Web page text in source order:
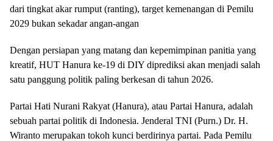
dari tingkat akar rumput (ranting), target kemenangan di Pemilu
2029 bukan sekadar angan-angan
Dengan persiapan yang matang dan kepemimpinan panitia yang
kreatif, HUT Hanura ke-19 di DIY diprediksi akan menjadi salah
satu panggung politik paling berkesan di tahun 2026.
Partai Hati Nurani Rakyat (Hanura), atau Partai Hanura, adalah
sebuah partai politik di Indonesia. Jenderal TNI (Purn.) Dr. H.
Wiranto merupakan tokoh kunci berdirinya partai. Pada Pemilu